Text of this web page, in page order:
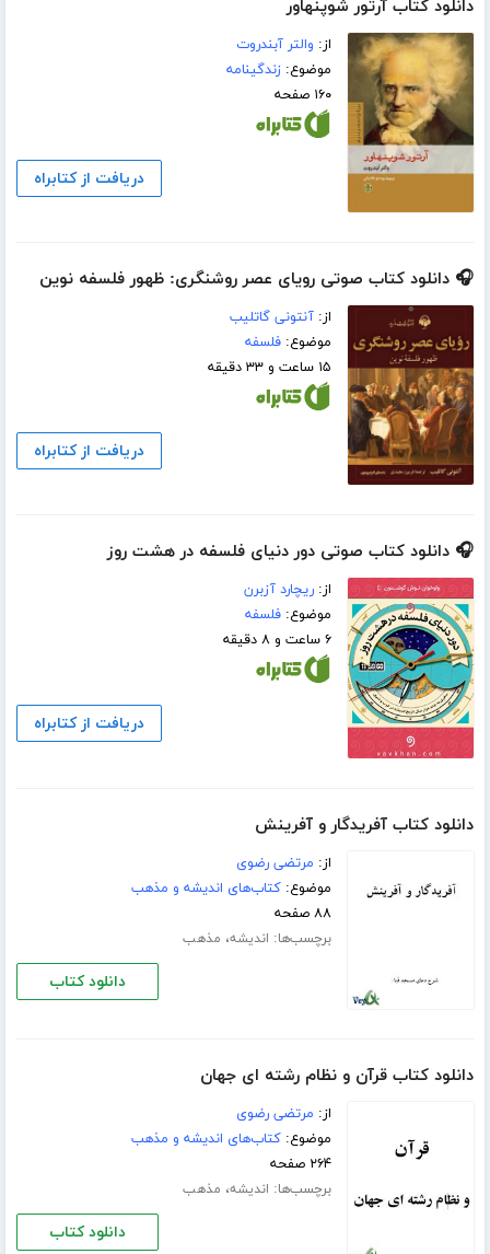
دانلود کتاب آرتور شوپنهاور
از: والتر آبندروت
موضوع:زندگینامه
۱۶۰ صفحه
دریافت از کتابراه
🎧 دانلود کتاب صوتی رویای عصر روشنگری: ظهور فلسفه نوین
از:آنتونی گاتلیب
موضوع:فلسفه
۱۵ ساعت و ۳۳ دقیقه
دریافت از کتابراه
🎧 دانلود کتاب صوتی دور دنیای فلسفه در هشت روز
از:ریچارد آزبرن
موضوع:فلسفه
۶ ساعت و ۸ دقیقه
دریافت از کتابراه
دانلود کتاب آفریدگار و آفرینش
از: مرتضی رضوی
موضوع:کتاب‌های اندیشه و مذهب
۸۸ صفحه
برچسب‌ها: اندیشه، مذهب
دانلود کتاب
دانلود کتاب قرآن و نظام رشته ای جهان
از: مرتضی رضوی
موضوع:کتاب‌های اندیشه و مذهب
۲۶۴ صفحه
برچسب‌ها: اندیشه، مذهب
دانلود کتاب